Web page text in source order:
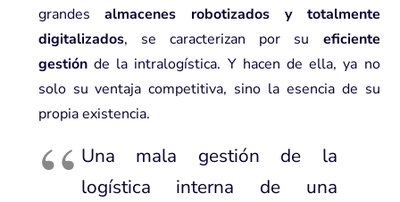
grandesalmacenes robotizados y totalmente
digitalizados, se caracterizan por su eficiente
gestiónde la intralogística. Y hacen de ella, ya no
solo su ventaja competitiva, sino la esencia de su
propia existencia.
Una mala gestión de la
logística interna de una